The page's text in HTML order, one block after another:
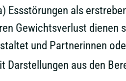
Essstörungen als
Gewichtsverlust dienen
und Partnerinnen
Darstellungen aus den